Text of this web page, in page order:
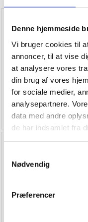
Denne hjemmeside
Vi bruger cookies til
annoncer, til at vise
at analysere vores
din brug af vores
for sociale medier,
analysepartnere.
data med andre
de har indsamlet fra
Nødvendig
Præferencer
SabetoCOVER
Indpakningsrulle